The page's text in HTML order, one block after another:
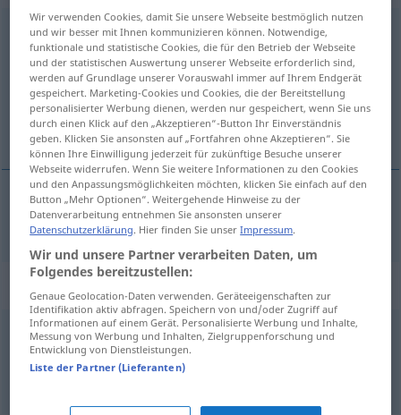
inhaltslosadj
Übersicht aller Übersetzungen
(Für mehr Details die Übersetzung anklicken/antippen)
sin contenido
sincontenido inhaltslos
Synonyme für "inhaltslos"
wesenlos
Wir verwenden Cookies, damit Sie unsere Webseite bestmöglich nutzen
und wir besser mit Ihnen kommunizieren können. Notwendige,
funktionale und statistische Cookies, die für den Betrieb der Webseite
und der statistischen Auswertung unserer Webseite erforderlich sind,
werden auf Grundlage unserer Vorauswahl immer auf Ihrem Endgerät
gespeichert. Marketing-Cookies und Cookies, die der Bereitstellung
personalisierter Werbung dienen, werden nur gespeichert, wenn Sie uns
durch einen Klick auf den „Akzeptieren“-Button Ihr Einverständnis
geben. Klicken Sie ansonsten auf „Fortfahren ohne Akzeptieren“. Sie
können Ihre Einwilligung jederzeit für zukünftige Besuche unserer
Webseite widerrufen. Wenn Sie weitere Informationen zu den Cookies
und den Anpassungsmöglichkeiten möchten, klicken Sie einfach auf den
Button „Mehr Optionen“. Weitergehende Hinweise zu der
Datenverarbeitung entnehmen Sie ansonsten unserer
Datenschutzerklärung. Hier finden Sie unserImpressum.
Wir und unsere Partner verarbeiten Daten, um
Folgendes bereitzustellen:
Genaue Geolocation-Daten verwenden. Geräteeigenschaften zur
Identifikation aktiv abfragen. Speichern von und/oder Zugriff auf
Informationen auf einem Gerät. Personalisierte Werbung und Inhalte,
Messung von Werbung und Inhalten, Zielgruppenforschung und
Entwicklung von Dienstleistungen.
Liste der Partner (Lieferanten)